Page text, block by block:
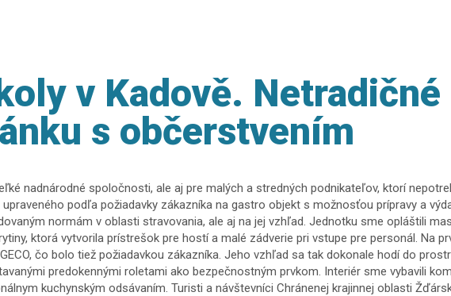
v Kadově.
s občerstvením
nadnárodné spoločnosti, ale aj pre malých a stredných podnikateľov, ktorí
podľa požiadavky zákazníka na gastro objekt s možnosťou prípravy a
normám v oblasti stravovania, ale aj na jej vzhľad. Jednotku sme opláštili
ktorá vytvorila prístrešok pre hostí a malé zádverie pri vstupe pre personál. Na
čo bolo tiež požiadavkou zákazníka. Jeho vzhľad sa tak dokonale hodí do
predokennými roletami ako bezpečnostným prvkom. Interiér sme vybavili
kuchynským odsávaním. Turisti a návštevníci Chránenej krajinnej oblasti